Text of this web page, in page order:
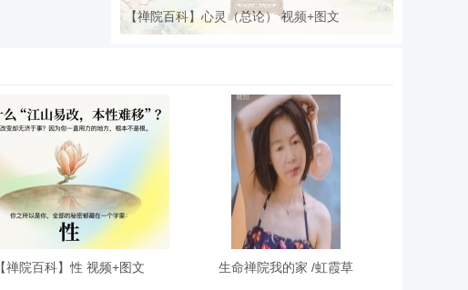
【禅院百科】心灵（总论） 视频+图文
【禅院百科】性 视频+图文 生命禅院我的家 /虹霞草